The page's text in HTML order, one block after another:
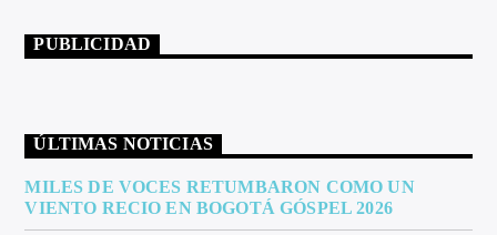
PUBLICIDAD
ÚLTIMAS NOTICIAS
MILES DE VOCES RETUMBARON COMO UN
VIENTO RECIO EN BOGOTÁ GÓSPEL 2026